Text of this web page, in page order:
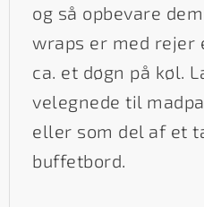
og så opbevare
wraps er med rejer
ca. et døgn på køl.
velegnede til
eller som del af et
buffetbord.